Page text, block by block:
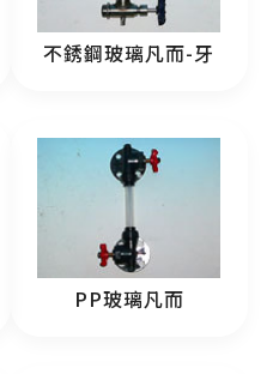
不銹鋼玻璃凡而-牙
PP玻璃凡而